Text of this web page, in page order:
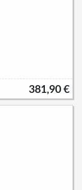
381,90 €